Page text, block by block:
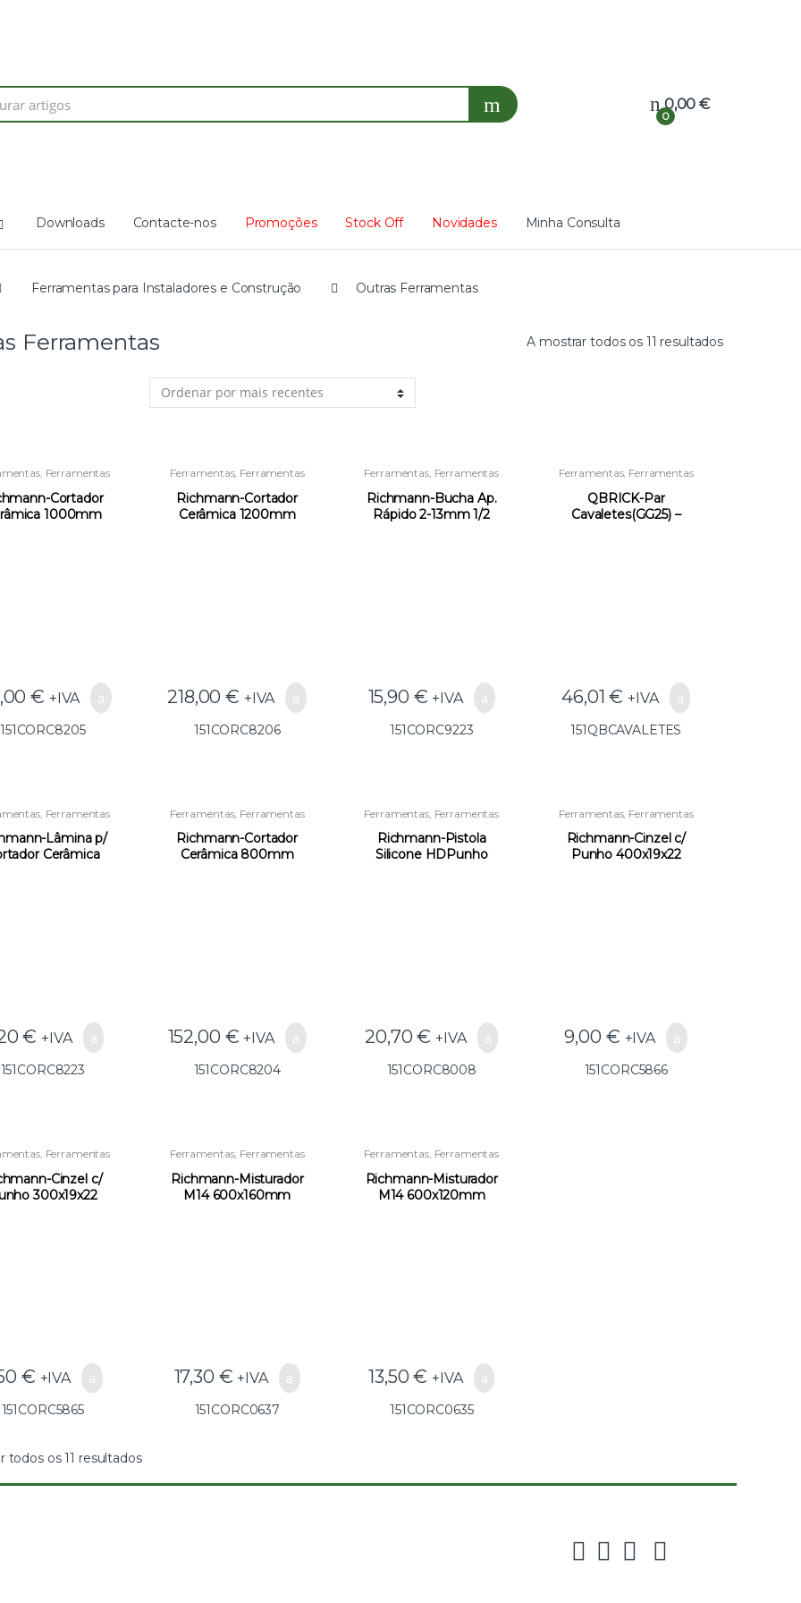
Search
0
0,00€
Downloads Contacte-nos Promoções Stock Off Novidades Minha Consulta
Ferramentas para Instaladores e Construção Outras Ferramentas
Ferramentas A mostrar todos os 11 resultados
, Ferramentas
,Outras
FerramentasCortador
1000mm
€ +IVA
151CORC8205
Ferramentas, Ferramentas
Construção,Outras
Ferramentas
Richmann-Cortador
Cerâmica 1200mm
218,00€ +IVA
151CORC8206
Ferramentas, Ferramentas
Construção,Outras
Ferramentas
Richmann-Bucha Ap.
Rápido 2-13mm 1/2
15,90 € +IVA
151CORC9223
Ferramentas, Ferramentas
Construção,Outras
Ferramentas
QBRICK-Par
Cavaletes(GG25) –
46,01€ +IVA
151QBCAVALETES
, Ferramentas
,Outras
FerramentasLâmina p/
Cerâmica
€ +IVA
151CORC8223
Ferramentas, Ferramentas
Construção,Outras
Ferramentas
Richmann-Cortador
Cerâmica 800mm
152,00 € +IVA
151CORC8204
Ferramentas, Ferramentas
Construção,Outras
Ferramentas
Richmann-Pistola
Silicone HDPunho
20,70€ +IVA
151CORC8008
Ferramentas, Ferramentas
Construção,Outras
Ferramentas
Richmann-Cinzel c/
Punho 400x19x22
9,00 € +IVA
151CORC5866
, Ferramentas
,Outras
FerramentasCinzel c/
300x19x22
€ +IVA
151CORC5865
Ferramentas, Ferramentas
Construção,Outras
Ferramentas
Richmann-Misturador
M14 600x160mm
17,30 € +IVA
151CORC0637
Ferramentas, Ferramentas
Construção,Outras
Ferramentas
Richmann-Misturador
M14 600x120mm
13,50€ +IVA
151CORC0635
todos os 11 resultados